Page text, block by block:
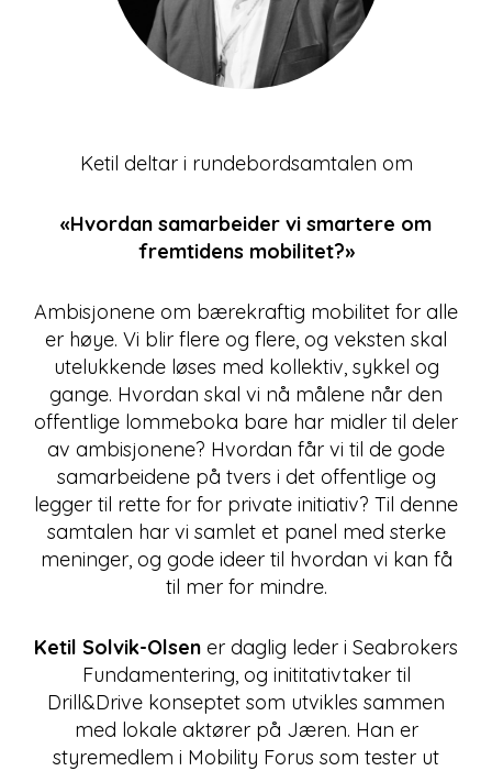
Ketil deltar i rundebordsamtalen om
«Hvordan samarbeider vi smartere om
fremtidens mobilitet?»
Ambisjonene om bærekraftig mobilitet for alle
er høye. Vi blir flere og flere, og veksten skal
utelukkende løses med kollektiv, sykkel og
gange. Hvordan skal vi nå målene når den
offentlige lommeboka bare har midler til deler
av ambisjonene? Hvordan får vi til de gode
samarbeidene på tvers i det offentlige og
legger til rette for for private initiativ? Til denne
samtalen har vi samlet et panel med sterke
meninger, og gode ideer til hvordan vi kan få
til mer for mindre.
Ketil Solvik-Olsen er daglig leder i Seabrokers
Fundamentering, og inititativtaker til
Drill&Drive konseptet som utvikles sammen
med lokale aktører på Jæren. Han er
styremedlem i Mobility Forus som tester ut